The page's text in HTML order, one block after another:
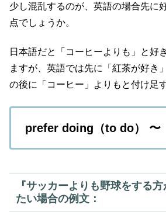
少し混乱するのが、英語の場合先に
点でしょうか。
日本語だと「コーヒーよりも」と好
ますが、英語では先に「紅茶が好き
の後に「コーヒー」よりもと付け足
prefer doing（to do） 〜
『サッカーよりも野球をする
たい場合の例文：